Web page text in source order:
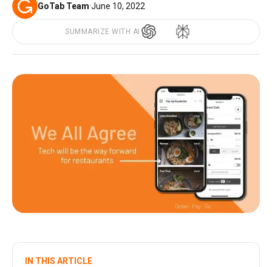
GoTab Team·June 10, 2022
SUMMARIZE WITH AI
IN THIS ARTICLE